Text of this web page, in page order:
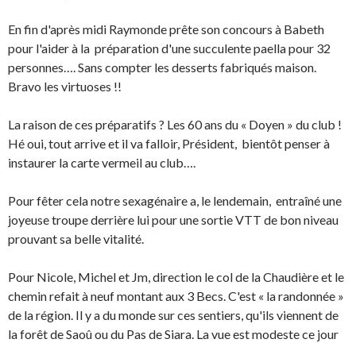
En fin d'après midi Raymonde prête son concours à Babeth
pour l'aider à la préparation d'une succulente paella pour 32
personnes…. Sans compter les desserts fabriqués maison.
Bravo les virtuoses !!
La raison de ces préparatifs ? Les 60 ans du « Doyen » du club !
Hé oui, tout arrive et il va falloir, Président, bientôt penser à
instaurer la carte vermeil au club….
Pour fêter cela notre sexagénaire a, le lendemain, entraîné une
joyeuse troupe derrière lui pour une sortie VTT de bon niveau
prouvant sa belle vitalité.
Pour Nicole, Michel et Jm, direction le col de la Chaudière et le
chemin refait à neuf montant aux 3 Becs. C'est « la randonnée »
de la région. Il y a du monde sur ces sentiers, qu'ils viennent de
la forêt de Saoû ou du Pas de Siara. La vue est modeste ce jour